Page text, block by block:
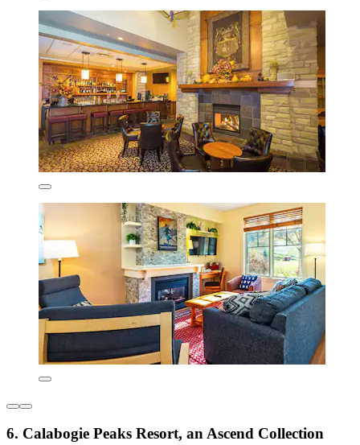
6. Calabogie Peaks Resort, an Ascend Collection